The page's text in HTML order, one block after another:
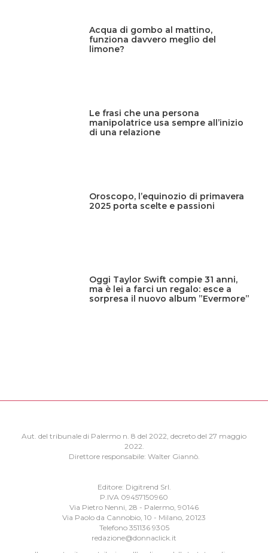
Acqua di gombo al mattino,
funziona davvero meglio del
limone?
Le frasi che una persona
manipolatrice usa sempre all’inizio
di una relazione
Oroscopo, l’equinozio di primavera
2025 porta scelte e passioni
Oggi Taylor Swift compie 31 anni,
ma è lei a farci un regalo: esce a
sorpresa il nuovo album ”Evermore”
Aut. del tribunale di Palermo n. 8 del 2022, decreto del 27 maggio
2022.
Direttore responsabile: Walter Giannò.
Editore: Digitrend Srl.
P.IVA 09457150960
Via Pietro Nenni, 28 - Palermo, 90146
Via Paolo da Cannobio, 10 - Milano, 20123
Telefono 351136 9305
redazione@donnaclick.it